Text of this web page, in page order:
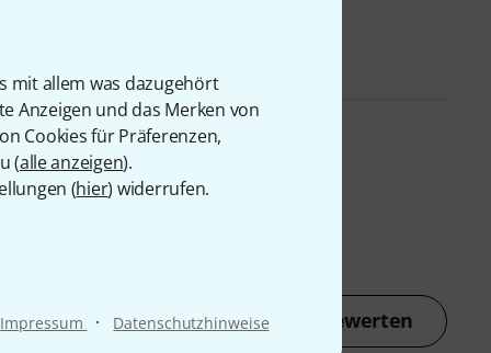
mit allem was dazugehört
Anzeigen und das Merken von
Cookies für Präferenzen,
(alle anzeigen).
(hier) widerrufen.
Impressum · Datenschutzhinweise Jetzt bewerten